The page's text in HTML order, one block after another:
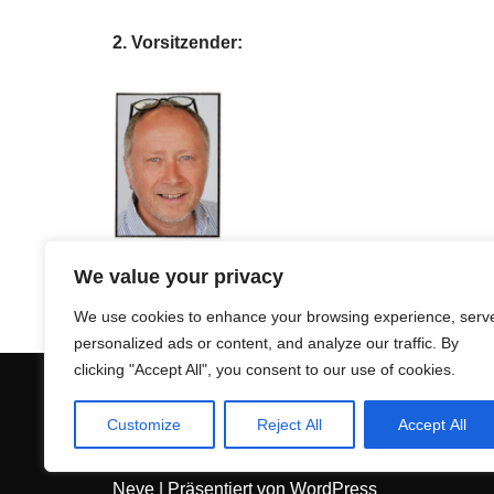
We value your privacy
We use cookies to enhance your browsing experience,
personalized ads or content, and analyze our traffic. By
clicking "Accept All", you consent to our use of cookies.
Customize Reject All Accept All
2. Vorsitzender:
Tel.:0521 5604376
Herford-Condega
Nicaragua e.V.
info@condega.de
Neve | Präsentiert von WordPress